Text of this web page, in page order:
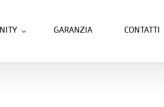
GARANZIA CONTATTI